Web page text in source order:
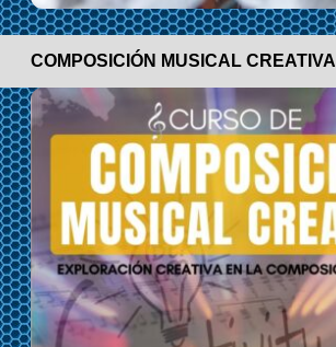
COMPOSICIÓN MUSICAL CREATIVA